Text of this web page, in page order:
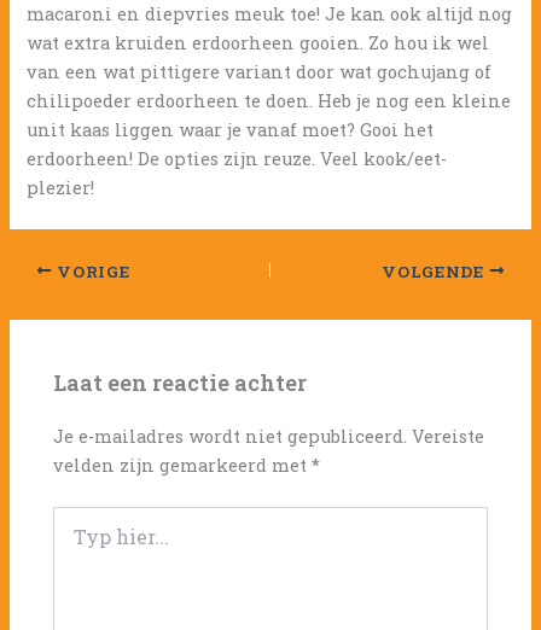
macaroni en diepvries meuk toe! Je kan ook altijd nog
wat extra kruiden erdoorheen gooien. Zo hou ik wel
van een wat pittigere variant door wat gochujang of
chilipoeder erdoorheen te doen. Heb je nog een kleine
unit kaas liggen waar je vanaf moet? Gooi het
erdoorheen! De opties zijn reuze. Veel kook/eet-
plezier!
VORIGE VOLGENDE
Laat een reactie achter
Je e-mailadres wordt niet gepubliceerd. Vereiste
velden zijn gemarkeerd met*
hier...